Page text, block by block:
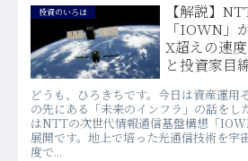
投資のいろは
【解説】
「IOWN」
X超えの速
と投資家目
どうも、ひろきちです。今日は資産運用
の先にある「未来のインフラ」の話をし
はNTTの次世代情報通信基盤構想「
展開です。地上で培った光通信技術を宇
度で...